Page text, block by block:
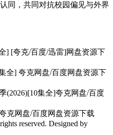
同，共同对抗校园偏见与外界
] [夸克/百度/迅雷]网盘资源下
全] 夸克网盘/百度网盘资源下
(2026)[10集全]夸克网盘/百度
克网盘/百度网盘资源下载
reserved. Designed by